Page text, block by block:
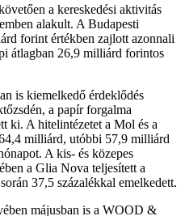
a kereskedési aktivitás
alakult. A Budapesti
forint értékben zajlott azonnali
átlagban 26,9 milliárd forintos
is kiemelkedő érdeklődés
a papír forgalma
ki. A hitelintézetet a Mol és a
milliárd, utóbbi 57,9 milliárd
A kis- és közepes
a Glia Nova teljesített a
37,5 százalékkal emelkedett.
májusban is a WOOD &